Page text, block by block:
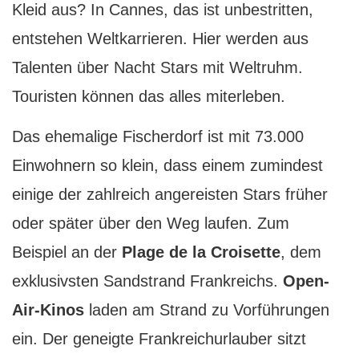
Kleid aus? In Cannes, das ist unbestritten,
entstehen Weltkarrieren. Hier werden aus
Talenten über Nacht Stars mit Weltruhm.
Touristen können das alles miterleben.
Das ehemalige Fischerdorf ist mit 73.000
Einwohnern so klein, dass einem zumindest
einige der zahlreich angereisten Stars früher
oder später über den Weg laufen. Zum
Beispiel an der Plage de la Croisette, dem
exklusivsten Sandstrand Frankreichs. Open-
Air-Kinos laden am Strand zu Vorführungen
ein. Der geneigte Frankreichurlauber sitzt